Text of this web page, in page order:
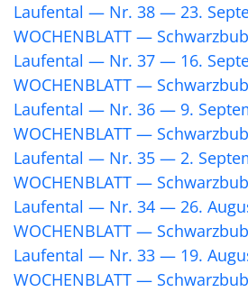
Laufental — Nr. 38 — 23.
WOCHENBLATT —
Laufental — Nr. 37 — 16.
WOCHENBLATT —
Laufental — Nr. 36 — 9.
WOCHENBLATT —
Laufental — Nr. 35 — 2.
WOCHENBLATT —
Laufental — Nr. 34 — 26.
WOCHENBLATT —
Laufental — Nr. 33 — 19.
WOCHENBLATT —